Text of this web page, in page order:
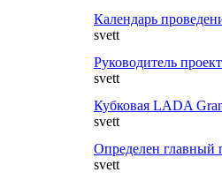
Календарь
svett
Руководитель
svett
Кубковая LADA
svett
Определен главный
svett